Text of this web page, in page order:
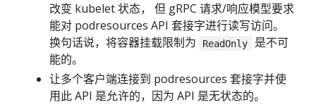
改变 kubelet 状态， 但 gRPC 请求/响应模型要求
能对 podresources API 套接字进行读写访问。
换句话说，将容器挂载限制为
ReadOnly
是不可
能的。
让多个客户端连接到 podresources 套接字并使
用此 API 是允许的，因为 API 是无状态的。